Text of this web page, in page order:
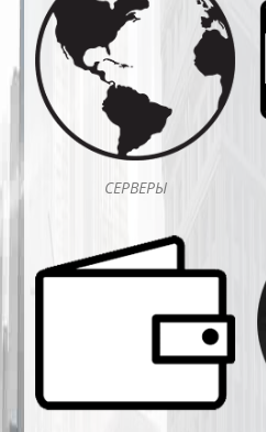
СЕРВЕРЫ